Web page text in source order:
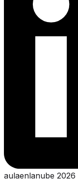
aulaenlanube 2026